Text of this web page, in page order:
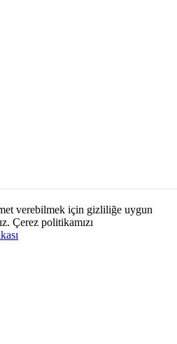
verebilmek için gizliliğe uygun
Çerez politikamızı